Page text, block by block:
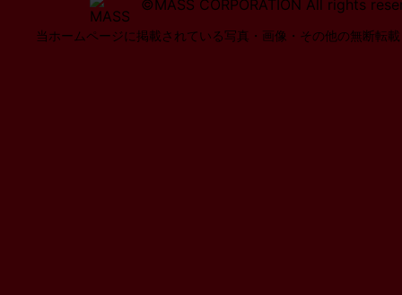
©MASS CORPORATION All rights
当ホームページに掲載されている写真・画像・その他の無断転